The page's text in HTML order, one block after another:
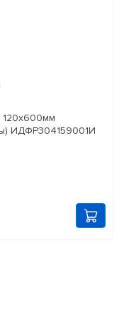
120x600мм
ИДФР304159001И